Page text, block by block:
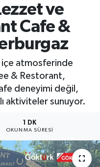
ve
Cafe &
içe atmosferinde
& Restorant,
deneyimi değil,
aktiviteler sunuyor.
1 DK
OKUNMA SÜRESI